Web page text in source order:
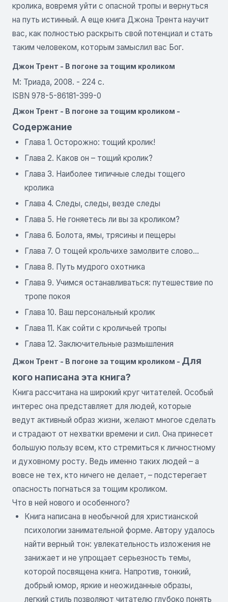
кролика, вовремя уйти с опасной тропы и вернуться
на путь истинный. А еще книга Джона Трента научит
вас, как полностью раскрыть свой потенциал и стать
таким человеком, которым замыслил вас Бог.
Джон Трент - В погоне за тощим кроликом
М: Триада, 2008. - 224 с.
ISBN 978-5-86181-399-0
Джон Трент - В погоне за тощим кроликом -
Содержание
Глава 1. Осторожно: тощий кролик!
Глава 2. Каков он – тощий кролик?
Глава 3. Наиболее типичные следы тощего
кролика
Глава 4. Следы, следы, везде следы
Глава 5. Не гоняетесь ли вы за кроликом?
Глава 6. Болота, ямы, трясины и пещеры
Глава 7. О тощей крольчихе замолвите слово…
Глава 8. Путь мудрого охотника
Глава 9. Учимся останавливаться: путешествие по
тропе покоя
Глава 10. Ваш персональный кролик
Глава 11. Как сойти с кроличьей тропы
Глава 12. Заключительные размышления
Джон Трент - В погоне за тощим кроликом - Для
кого написана эта книга?
Книга рассчитана на широкий круг читателей. Особый
интерес она представляет для людей, которые
ведут активный образ жизни, желают многое сделать
и страдают от нехватки времени и сил. Она принесет
большую пользу всем, кто стремиться к личностному
и духовному росту. Ведь именно таких людей – а
вовсе не тех, кто ничего не делает, – подстерегает
опасность погнаться за тощим кроликом.
Что в ней нового и особенного?
Книга написана в необычной для христианской
психологии занимательной форме. Автору удалось
найти верный тон: увлекательность изложения не
занижает и не упрощает серьезность темы,
которой посвящена книга. Напротив, тонкий,
добрый юмор, яркие и неожиданные образы,
легкий стиль позволяют читателю глубоко понять